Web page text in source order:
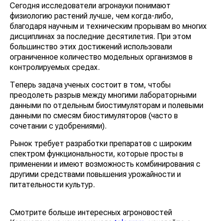
Сегодня исследователи агронауки понимают
физиологию растений лучше, чем когда-либо,
благодаря научным и техническим прорывам во многих
дисциплинах за последние десятилетия. При этом
большинство этих достижений использовали
ограниченное количество модельных организмов в
контролируемых средах.
Теперь задача ученых состоит в том, чтобы
преодолеть разрыв между многими лабораторными
данными по отдельным биостимуляторам и полевыми
данными по смесям биостимуляторов (часто в
сочетании с удобрениями).
Рынок требует разработки препаратов с широким
спектром функциональности, которые просты в
применении и имеют возможность комбинирования с
другими средствами повышения урожайности и
питательности культур.
Смотрите больше интересных агроновостей